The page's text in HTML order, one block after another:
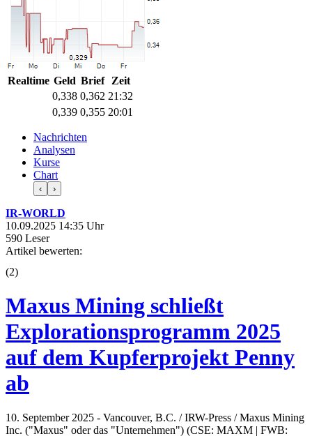
Realtime Geld Brief
Zeit
0,338 0,362 21:32
0,339 0,355 20:01
Nachrichten
Analysen
Kurse
Chart
‹ ›
IR-WORLD
10.09.2025 14:35 Uhr
590 Leser
Artikel bewerten:
(2)
Maxus Mining schließt
Explorationsprogramm 2025
auf dem Kupferprojekt Penny
ab
10. September 2025 - Vancouver, B.C. / IRW-Press / Maxus Mining
Inc. ("Maxus" oder das "Unternehmen") (CSE: MAXM | FWB: